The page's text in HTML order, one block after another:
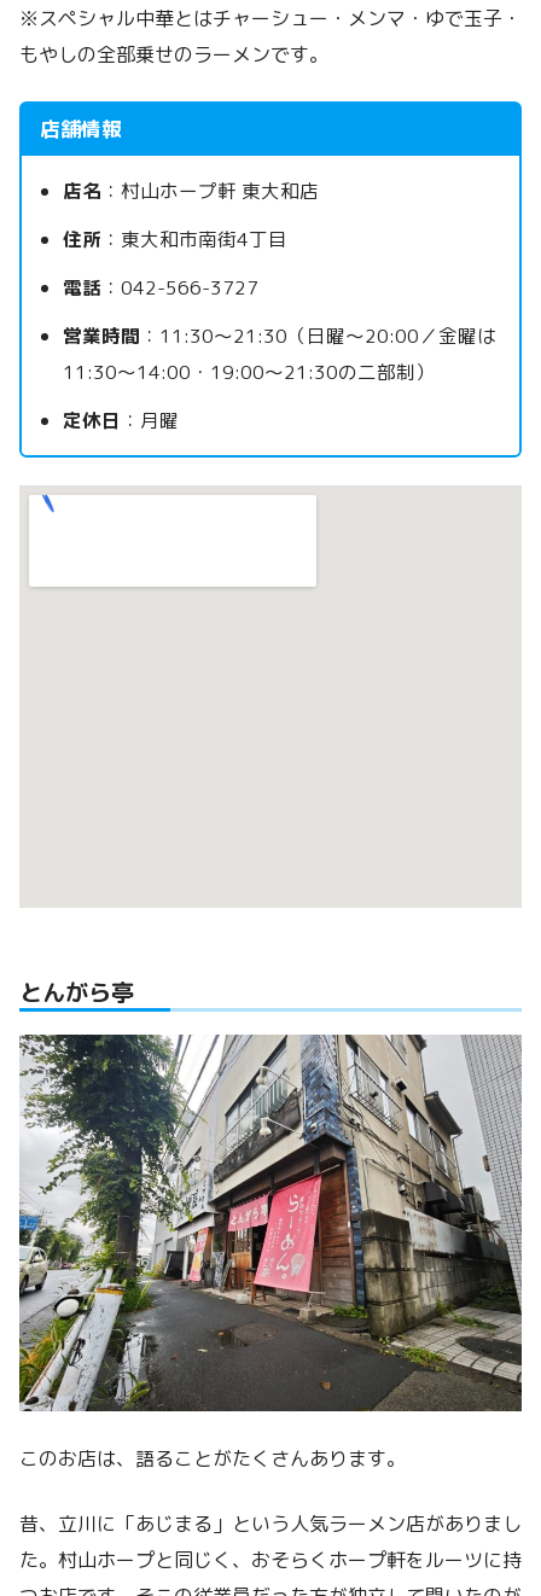
※スペシャル中華とはチャーシュー・メンマ・ゆで玉子・
もやしの全部乗せのラーメンです。
店舗情報
店名 ：村山ホープ軒 東大和店
住所 ：東大和市南街4丁目
電話 ：042-566-3727
営業時間 ：11:30〜21:30（日曜〜20:00／金曜は
11:30〜14:00・19:00〜21:30の二部制）
定休日 ：月曜
とんがら亭
このお店は、語ることがたくさんあります。
昔、立川に「あじまる」という人気ラーメン店がありまし
た。村山ホープと同じく、おそらくホープ軒をルーツに持